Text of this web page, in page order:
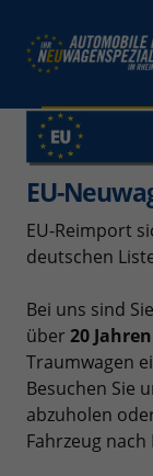
EU-
EU-Reimport
deutschen
Bei uns sind
über 20
Traumwagen
Besuchen Sie
abzuholen
Fahrzeug